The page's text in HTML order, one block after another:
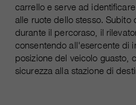
carrello e serve ad
alle ruote dello stesso. Subito
durante il percoraso, il
consentendo all'esercente di
posizione del veicolo guasto,
sicurezza alla stazione di